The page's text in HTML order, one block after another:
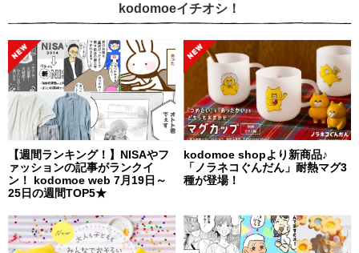
kodomoeイチオシ！
【週間ランキング！】NISAやフ
ァッションの記事がランクイ
ン！ kodomoe web 7月19日～
25日の週間TOP5★
kodomoe shopより新商品♪
「ノラネコぐんだん」耐熱マグ3
種が登場！